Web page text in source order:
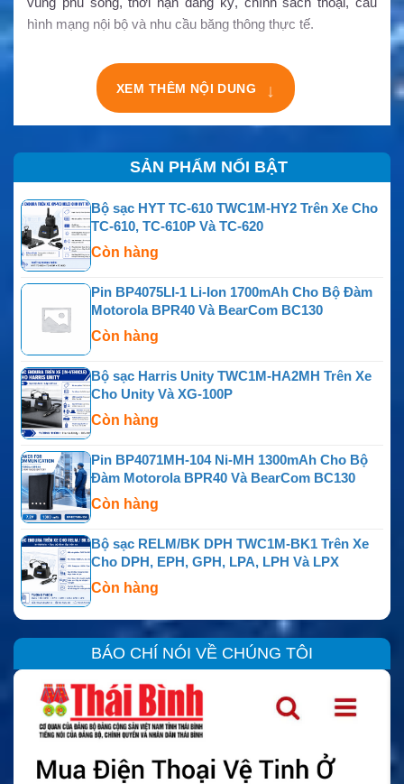
hình mạng nội bộ và nhu cầu băng thông thực tế.
XEM THÊM NỘI DUNG ↓
SẢN PHẨM NỔI BẬT
Bộ sạc HYT TC-610 TWC1M-HY2 Trên Xe Cho
TC-610, TC-610P Và TC-620
Còn hàng
Pin BP4075LI-1 Li-Ion 1700mAh Cho Bộ Đàm
Motorola BPR40 Và BearCom BC130
Còn hàng
Bộ sạc Harris Unity TWC1M-HA2MH Trên Xe
Cho Unity Và XG-100P
Còn hàng
Pin BP4071MH-104 Ni-MH 1300mAh Cho Bộ
Đàm Motorola BPR40 Và BearCom BC130
Còn hàng
Bộ sạc RELM/BK DPH TWC1M-BK1 Trên Xe
Cho DPH, EPH, GPH, LPA, LPH Và LPX
Còn hàng
BÁO CHÍ NÓI VỀ CHÚNG TÔI